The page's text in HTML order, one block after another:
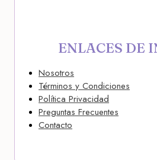
ENLACES DE
Nosotros
Términos y Condiciones
Política Privacidad
Preguntas Frecuentes
Contacto